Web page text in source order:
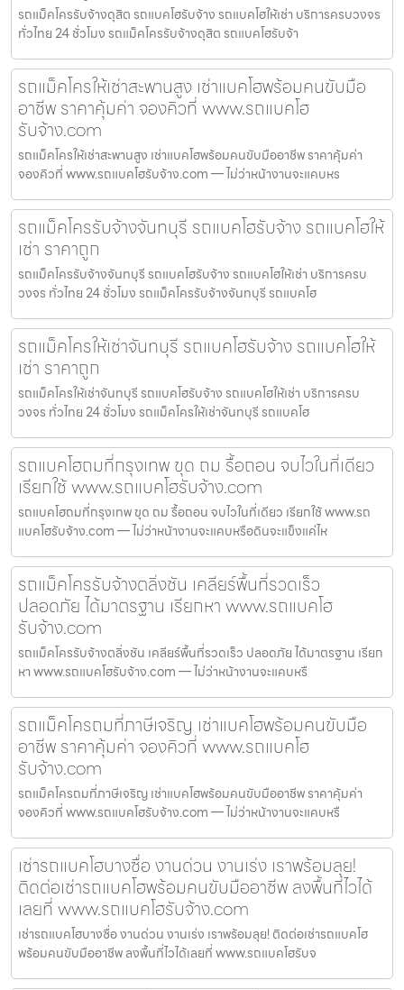
รถแม็คโครรับจ้างดุสิต รถแบคโฮรับจ้าง รถแบคโฮให้เช่า บริการครบวงจร
ทั่วไทย 24 ชั่วโมง รถแม็คโครรับจ้างดุสิต รถแบคโฮรับจ้า
รถแม็คโครให้เช่าสะพานสูง เช่าแบคโฮพร้อมคนขับมือ
อาชีพ ราคาคุ้มค่า จองคิวที่ www.รถแบคโฮ
รับจ้าง.com
รถแม็คโครให้เช่าสะพานสูง เช่าแบคโฮพร้อมคนขับมืออาชีพ ราคาคุ้มค่า
จองคิวที่ www.รถแบคโฮรับจ้าง.com — ไม่ว่าหน้างานจะแคบหร
รถแม็คโครรับจ้างจันทบุรี รถแบคโฮรับจ้าง รถแบคโฮให้
เช่า ราคาถูก
รถแม็คโครรับจ้างจันทบุรี รถแบคโฮรับจ้าง รถแบคโฮให้เช่า บริการครบ
วงจร ทั่วไทย 24 ชั่วโมง รถแม็คโครรับจ้างจันทบุรี รถแบคโฮ
รถแม็คโครให้เช่าจันทบุรี รถแบคโฮรับจ้าง รถแบคโฮให้
เช่า ราคาถูก
รถแม็คโครให้เช่าจันทบุรี รถแบคโฮรับจ้าง รถแบคโฮให้เช่า บริการครบ
วงจร ทั่วไทย 24 ชั่วโมง รถแม็คโครให้เช่าจันทบุรี รถแบคโฮ
รถแบคโฮถมที่กรุงเทพ ขุด ถม รื้อถอน จบไวในที่เดียว
เรียกใช้ www.รถแบคโฮรับจ้าง.com
รถแบคโฮถมที่กรุงเทพ ขุด ถม รื้อถอน จบไวในที่เดียว เรียกใช้ www.รถ
แบคโฮรับจ้าง.com — ไม่ว่าหน้างานจะแคบหรือดินจะแข็งแค่ไห
รถแม็คโครรับจ้างตลิ่งชัน เคลียร์พื้นที่รวดเร็ว
ปลอดภัย ได้มาตรฐาน เรียกหา www.รถแบคโฮ
รับจ้าง.com
รถแม็คโครรับจ้างตลิ่งชัน เคลียร์พื้นที่รวดเร็ว ปลอดภัย ได้มาตรฐาน เรียก
หา www.รถแบคโฮรับจ้าง.com — ไม่ว่าหน้างานจะแคบหรื
รถแม็คโครถมที่ภาษีเจริญ เช่าแบคโฮพร้อมคนขับมือ
อาชีพ ราคาคุ้มค่า จองคิวที่ www.รถแบคโฮ
รับจ้าง.com
รถแม็คโครถมที่ภาษีเจริญ เช่าแบคโฮพร้อมคนขับมืออาชีพ ราคาคุ้มค่า
จองคิวที่ www.รถแบคโฮรับจ้าง.com — ไม่ว่าหน้างานจะแคบหรื
เช่ารถแบคโฮบางซื่อ งานด่วน งานเร่ง เราพร้อมลุย!
ติดต่อเช่ารถแบคโฮพร้อมคนขับมืออาชีพ ลงพื้นที่ไวได้
เลยที่ www.รถแบคโฮรับจ้าง.com
เช่ารถแบคโฮบางซื่อ งานด่วน งานเร่ง เราพร้อมลุย! ติดต่อเช่ารถแบคโฮ
พร้อมคนขับมืออาชีพ ลงพื้นที่ไวได้เลยที่ www.รถแบคโฮรับจ